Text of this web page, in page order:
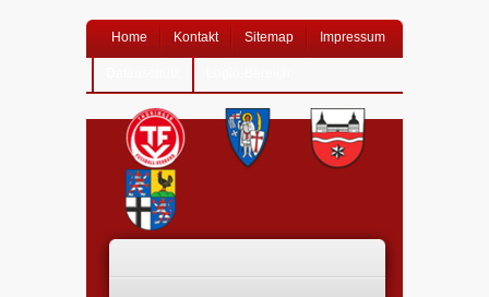
Home Kontakt Sitemap Impressum